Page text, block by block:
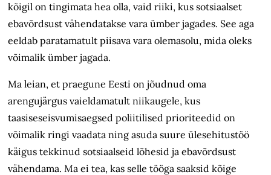
kõigil on tingimata hea olla, vaid riiki, kus sotsiaalset
ebavõrdsust vähendatakse vara ümber jagades. See aga
eeldab paratamatult piisava vara olemasolu, mida oleks
võimalik ümber jagada.
Ma leian, et praegune Eesti on jõudnud oma
arengujärgus vaieldamatult niikaugele, kus
taasiseseisvumisaegsed poliitilised prioriteedid on
võimalik ringi vaadata ning asuda suure ülesehitustöö
käigus tekkinud sotsiaalseid lõhesid ja ebavõrdsust
vähendama. Ma ei tea, kas selle tööga saaksid kõige